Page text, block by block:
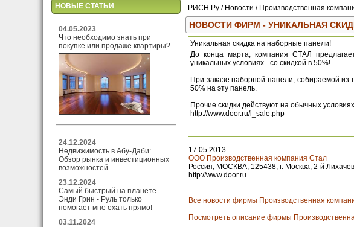
НОВЫЕ СТАТЬИ
04.05.2023
Что необходимо знать при
покупке или продаже квартиры?
24.12.2024
Недвижимость в Абу-Даби:
Обзор рынка и инвестиционных
возможностей
23.12.2024
Самый быстрый на планете -
Энди Грин - Руль только
помогает мне ехать прямо!
03.11.2024
РИСН.Ру / Новости / Производственная
НОВОСТИ ФИРМ - УНИКАЛЬНАЯ
Уникальная скидка на наборные панели!
До конца марта, компания СТАЛ
уникальных условиях - со скидкой в 50%!
При заказе наборной панели, собираемой
50% на эту панель.
Прочие скидки действуют на обычных
http://www.door.ru/l_sale.php
17.05.2013
ООО Производственная компания Стал
Россия, МОСКВА, 125438, г. Москва, 2-й
http://www.door.ru
Все новости фирмы Производственная
Посмотреть описание фирмы